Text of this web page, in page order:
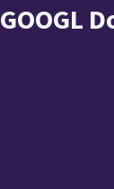
GOOGL